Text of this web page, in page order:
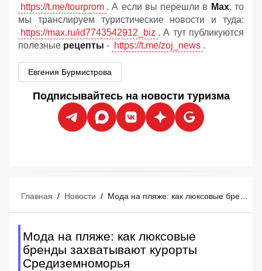
https://t.me/tourprom . А если вы перешли в Мах, то
мы транслируем туристические новости и туда:
https://max.ru/id7743542912_biz . А тут публикуются
полезные рецепты - https://t.me/zoj_news .
Евгения Бурмистрова
Подписывайтесь на новости туризма
Главная / Новости /
Мода на пляже: как люксовые
бренды захватывают курорты
Средиземноморья